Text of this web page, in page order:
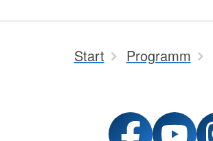
Start Programm